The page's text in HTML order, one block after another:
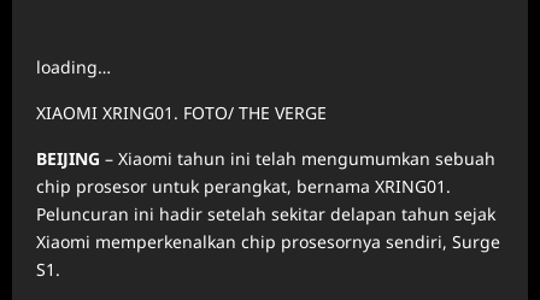
loading…
XIAOMI XRING01. FOTO/ THE VERGE
BEIJING – Xiaomi tahun ini telah mengumumkan sebuah
chip prosesor untuk perangkat, bernama XRING01.
Peluncuran ini hadir setelah sekitar delapan tahun sejak
Xiaomi memperkenalkan chip prosesornya sendiri, Surge
S1.